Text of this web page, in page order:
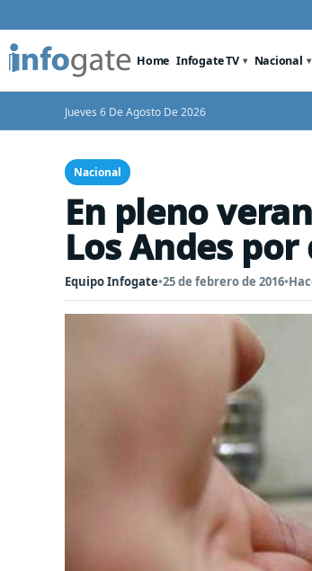
Home Infogate TV Nacional
Jueves 6 De Agosto De 2026
Nacional
En pleno
Los Andes
Equipo Infogate•25 de febrero de 2016•